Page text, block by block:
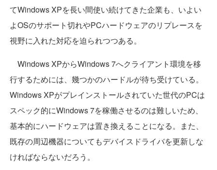
てWindows XPを長い間使い続けてきた企業も、いよい
よOSのサポート切れやPCハードウェアのリプレースを
視野に入れた対応を迫られつつある。
Windows XPからWindows 7へクライアント環境を移
行するためには、幾つかのハードルが待ち受けている。
Windows XPがプレインストールされていた世代のPCは
スペック的にWindows 7を稼働させるのは難しいため、
基本的にハードウェアは置き換えることになる。また、
既存の周辺機器についてもデバイスドライバを更新しな
ければならないだろう。